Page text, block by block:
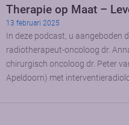
Therapie op Maat –
13 februari 2025
In deze podcast, u aangeboden
radiotherapeut-oncoloog dr.
chirurgisch oncoloog dr. Peter
Apeldoorn) met